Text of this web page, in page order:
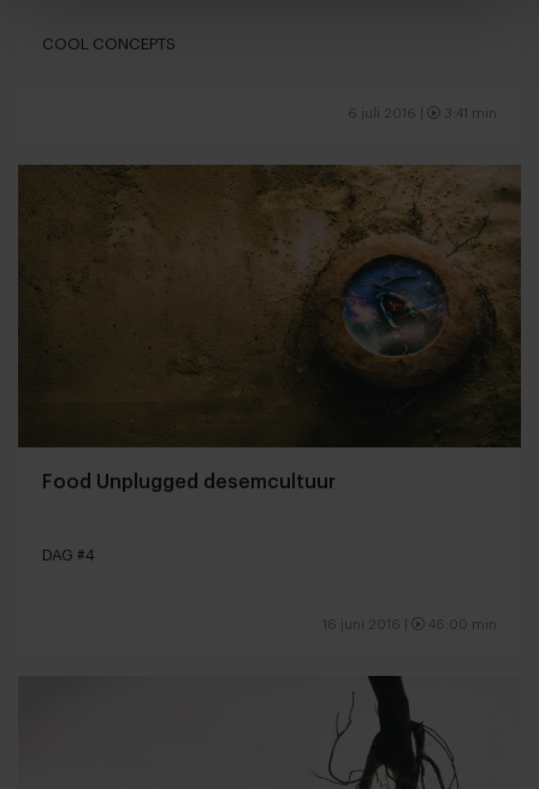
COOL CONCEPTS
6 juli 2016 | 3:41 min
Food Unplugged desemcultuur
DAG #4
16 juni 2016 | 46:00 min